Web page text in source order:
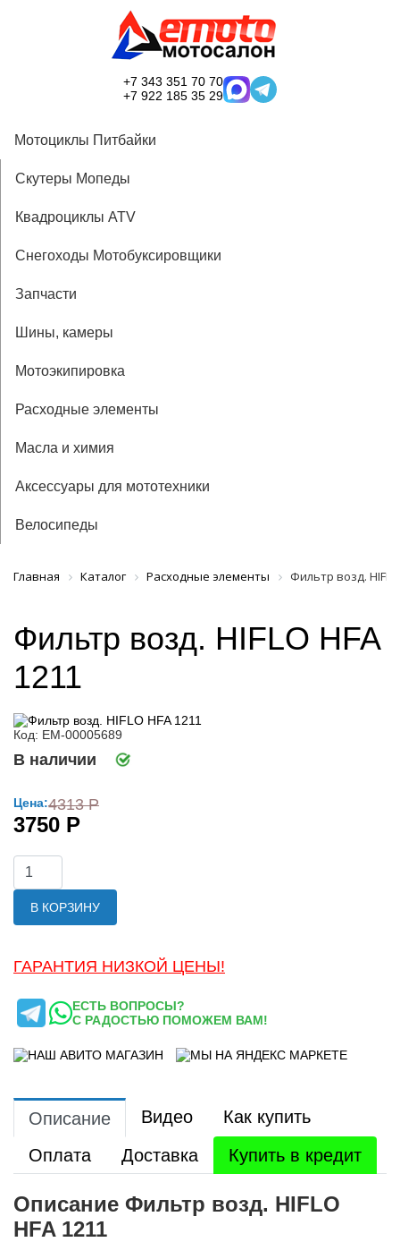
+7 343 351 70 70
+7 922 185 35 29
Мотоциклы Питбайки
Скутеры Мопеды
Квадроциклы ATV
Снегоходы Мотобуксировщики
Запчасти
Шины, камеры
Мотоэкипировка
Расходные элементы
Масла и химия
Аксессуары для мототехники
Велосипеды
Главная Каталог Расходные элементы Фильтр возд.
Фильтр возд. HIFLO HFA
1211
Код: ЕМ-00005689
В наличии
Цена:4313 Р
3750 Р
В КОРЗИНУ
ГАРАНТИЯ НИЗКОЙ ЦЕНЫ!
ЕСТЬ ВОПРОСЫ?
С РАДОСТЬЮ ПОМОЖЕМ ВАМ!
Описание Видео
Как купить
Оплата
Доставка Купить в кредит
Описание Фильтр возд. HIFLO
HFA 1211